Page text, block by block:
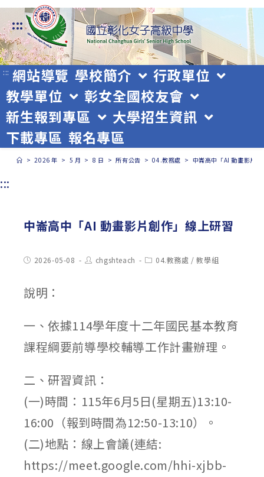
跳
轉
至
主
要
內
容
:::
::: 網站導覽 學校簡介
行政單位
教學單位
彰女全國校友會
新生報到專區
大學招生資訊
下載專區 報名專區
> 2026 年 > 5 月 > 8 日 > 所有公告 > 04.教務處 > 中崙高中「AI 動畫影片
:::
中崙高中「AI 動畫影片創作」線上研習
Post2026-05-08
Post
author:
chgshteach
Post04.教務處 / 教學組
說明：
一、依據114學年度十二年國民基本教育
課程綱要前導學校輔導工作計畫辦理。
二、研習資訊：
(一)時間：115年6月5日(星期五)13:10-
16:00（報到時間為12:50-13:10）。
(二)地點：線上會議(連結:
https://meet.google.com/hhi-xjbb-